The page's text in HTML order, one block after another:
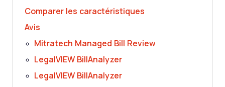
Comparer les caractéristiques
Avis
Mitratech Managed Bill Review
LegalVIEW BillAnalyzer
LegalVIEW BillAnalyzer